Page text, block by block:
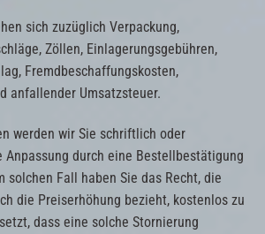
sich zuzüglich Verpackung,
Zöllen, Einlagerungsgebühren,
Fremdbeschaffungskosten,
anfallender Umsatzsteuer.
werden wir Sie schriftlich oder
durch eine Bestellbestätigung
solchen Fall haben Sie das Recht, die
die Preiserhöhung bezieht, kostenlos zu
dass eine solche Stornierung